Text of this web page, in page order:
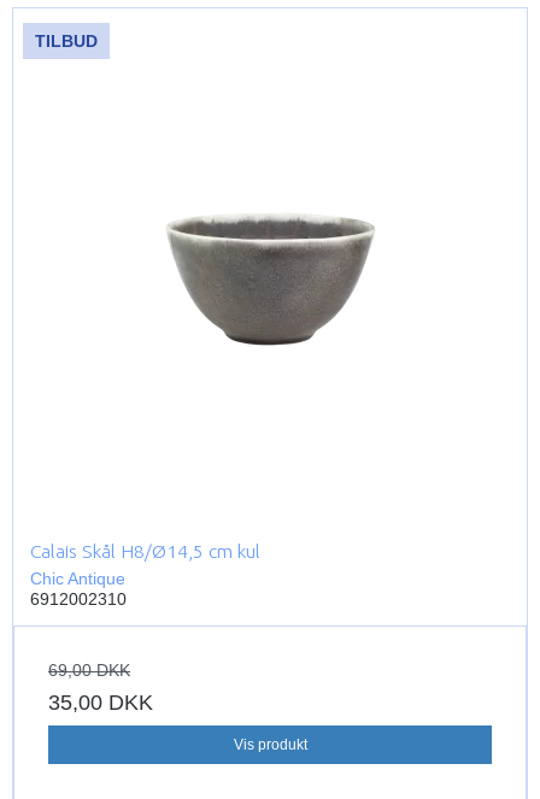
TILBUD
Calais Skål H8/Ø14,5 cm kul
Chic Antique
6912002310
69,00 DKK
35,00 DKK
Vis produkt